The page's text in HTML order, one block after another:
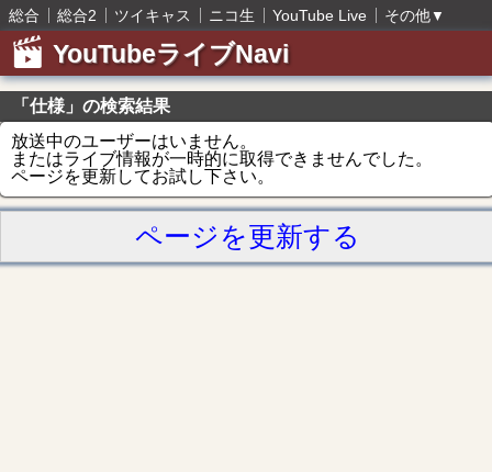
総合 総合2 ツイキャス ニコ生 YouTube Live その他▼
YouTubeライブNavi
「仕様」の検索結果
放送中のユーザーはいません。
またはライブ情報が一時的に取得できませんでした。
ページを更新してお試し下さい。
ページを更新する